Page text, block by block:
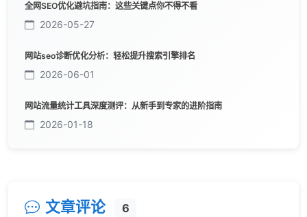
全网SEO优化避坑指南：这些关键点你不得不看
2026-05-27
网站seo诊断优化分析：轻松提升搜索引擎排名
2026-06-01
网站流量统计工具深度测评：从新手到专家的进阶指南
2026-01-18
文章评论 6